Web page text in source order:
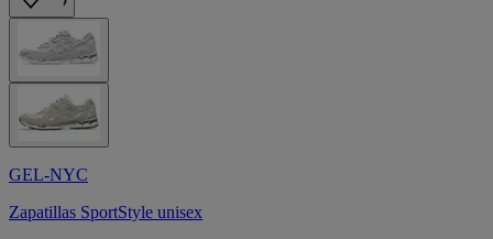
GEL-NYC
Zapatillas SportStyle unisex